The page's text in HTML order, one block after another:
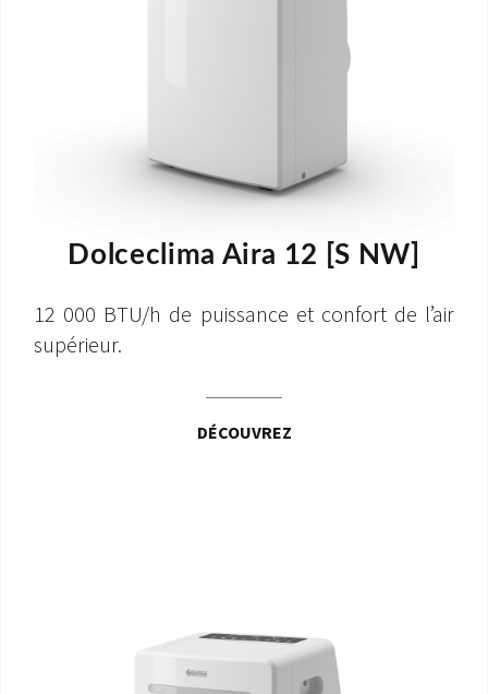
Dolceclima Aira 12 [S NW]
12 000 BTU/h de puissance et confort de l’air
supérieur.
DÉCOUVREZ